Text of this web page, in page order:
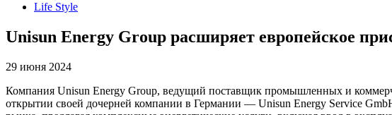
Life Style
Unisun Energy Group расширяет европейское
29 июня 2024
Компания Unisun Energy Group, ведущий поставщик промышленных и
открытии своей дочерней компании в Германии — Unisun Energy Service